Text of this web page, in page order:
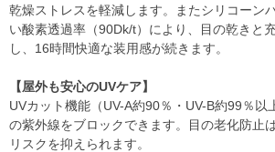
乾燥ストレスを軽減します。またシリコーン
い酸素透過率（90Dk/t）により、目の乾きと
し、16時間快適な装用感が続きます。
【屋外も安心のUVケア】
UVカット機能（UV-A約90％・UV-B約99％以
の紫外線をブロックできます。目の老化防止
リスクを抑えられます。